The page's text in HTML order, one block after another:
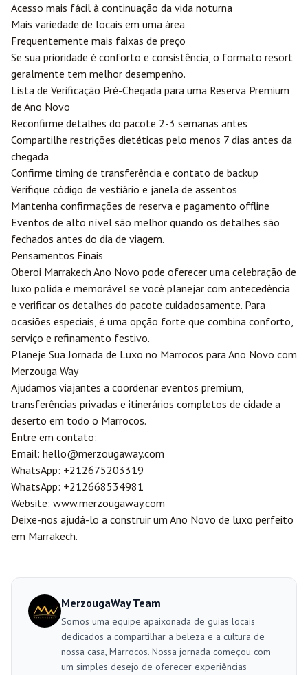
Acesso mais fácil à continuação da vida noturna
Mais variedade de locais em uma área
Frequentemente mais faixas de preço
Se sua prioridade é conforto e consistência, o formato resort
geralmente tem melhor desempenho.
Lista de Verificação Pré-Chegada para uma Reserva Premium
de Ano Novo
Reconfirme detalhes do pacote 2-3 semanas antes
Compartilhe restrições dietéticas pelo menos 7 dias antes da
chegada
Confirme timing de transferência e contato de backup
Verifique código de vestiário e janela de assentos
Mantenha confirmações de reserva e pagamento offline
Eventos de alto nível são melhor quando os detalhes são
fechados antes do dia de viagem.
Pensamentos Finais
Oberoi Marrakech Ano Novo pode oferecer uma celebração de
luxo polida e memorável se você planejar com antecedência
e verificar os detalhes do pacote cuidadosamente. Para
ocasiões especiais, é uma opção forte que combina conforto,
serviço e refinamento festivo.
Planeje Sua Jornada de Luxo no Marrocos para Ano Novo com
Merzouga Way
Ajudamos viajantes a coordenar eventos premium,
transferências privadas e itinerários completos de cidade a
deserto em todo o Marrocos.
Entre em contato:
Email: hello@merzougaway.com
WhatsApp: +212675203319
WhatsApp: +212668534981
Website: www.merzougaway.com
Deixe-nos ajudá-lo a construir um Ano Novo de luxo perfeito
em Marrakech.
MerzougaWay Team
Somos uma equipe apaixonada de guias locais
dedicados a compartilhar a beleza e a cultura de
nossa casa, Marrocos. Nossa jornada começou com
um simples desejo de oferecer experiências